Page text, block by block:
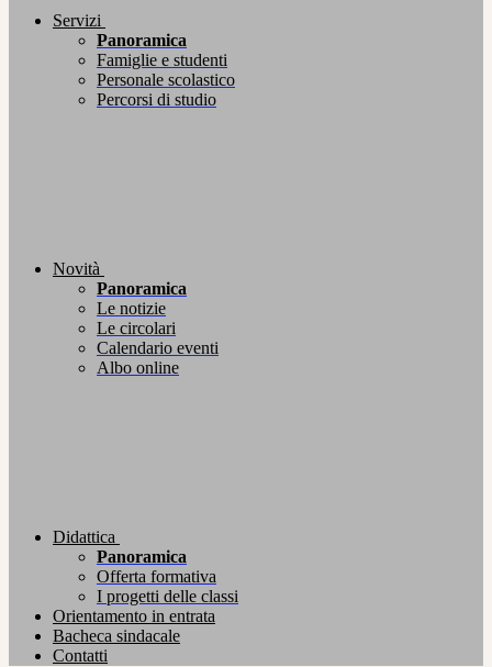
Servizi
Panoramica
Famiglie e studenti
Personale scolastico
Percorsi di studio
Novità
Panoramica
Le notizie
Le circolari
Calendario eventi
Albo online
Didattica
Panoramica
Offerta formativa
I progetti delle classi
Orientamento in entrata
Bacheca sindacale
Contatti